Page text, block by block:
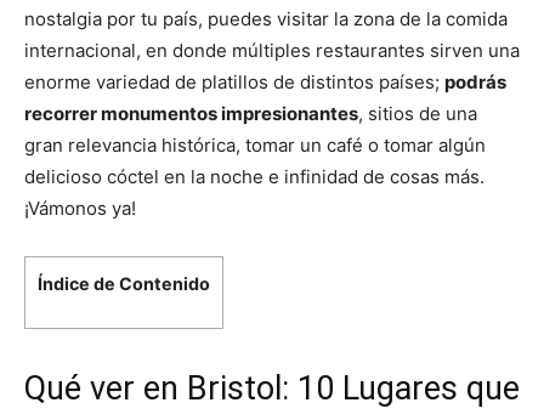
nostalgia por tu país, puedes visitar la zona de la comida
internacional, en donde múltiples restaurantes sirven una
enorme variedad de platillos de distintos países; podrás
recorrer monumentos impresionantes, sitios de una
gran relevancia histórica, tomar un café o tomar algún
delicioso cóctel en la noche e infinidad de cosas más.
¡Vámonos ya!
Índice de Contenido
Qué ver en Bristol: 10 Lugares que